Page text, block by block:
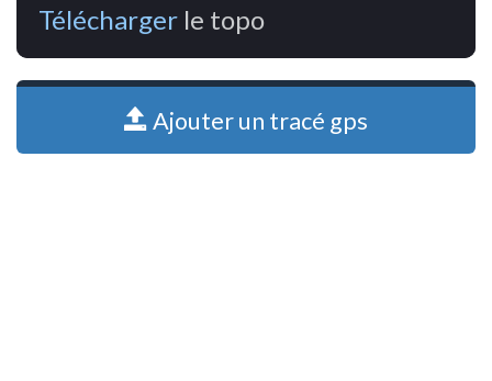
Télécharger le topo
Ajouter un tracé gps